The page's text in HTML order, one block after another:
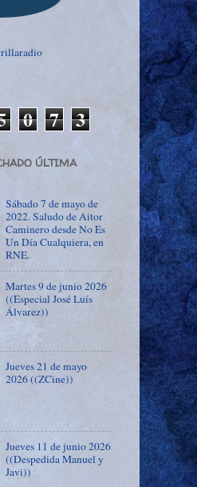
0 7 3
ÚLTIMA
Sábado 7 de mayo de
2022. Saludo de Aitor
Caminero desde No Es
Un Día Cualquiera, en
RNE.
Martes 9 de junio 2026
((Especial José Luís
Álvarez))
Jueves 21 de mayo
2026 ((ZCine))
Jueves 11 de junio 2026
((Despedida Manuel y
Javi))